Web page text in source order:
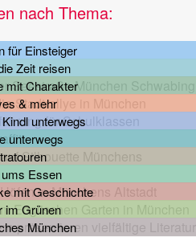
nach Thema:
für Einsteiger
Zeit reisen
mit Charakter
& mehr
unterwegs
unterwegs
Essen
mit Geschichte
im Grünen
München